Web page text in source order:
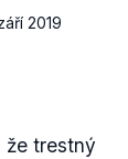
2019
že trestný